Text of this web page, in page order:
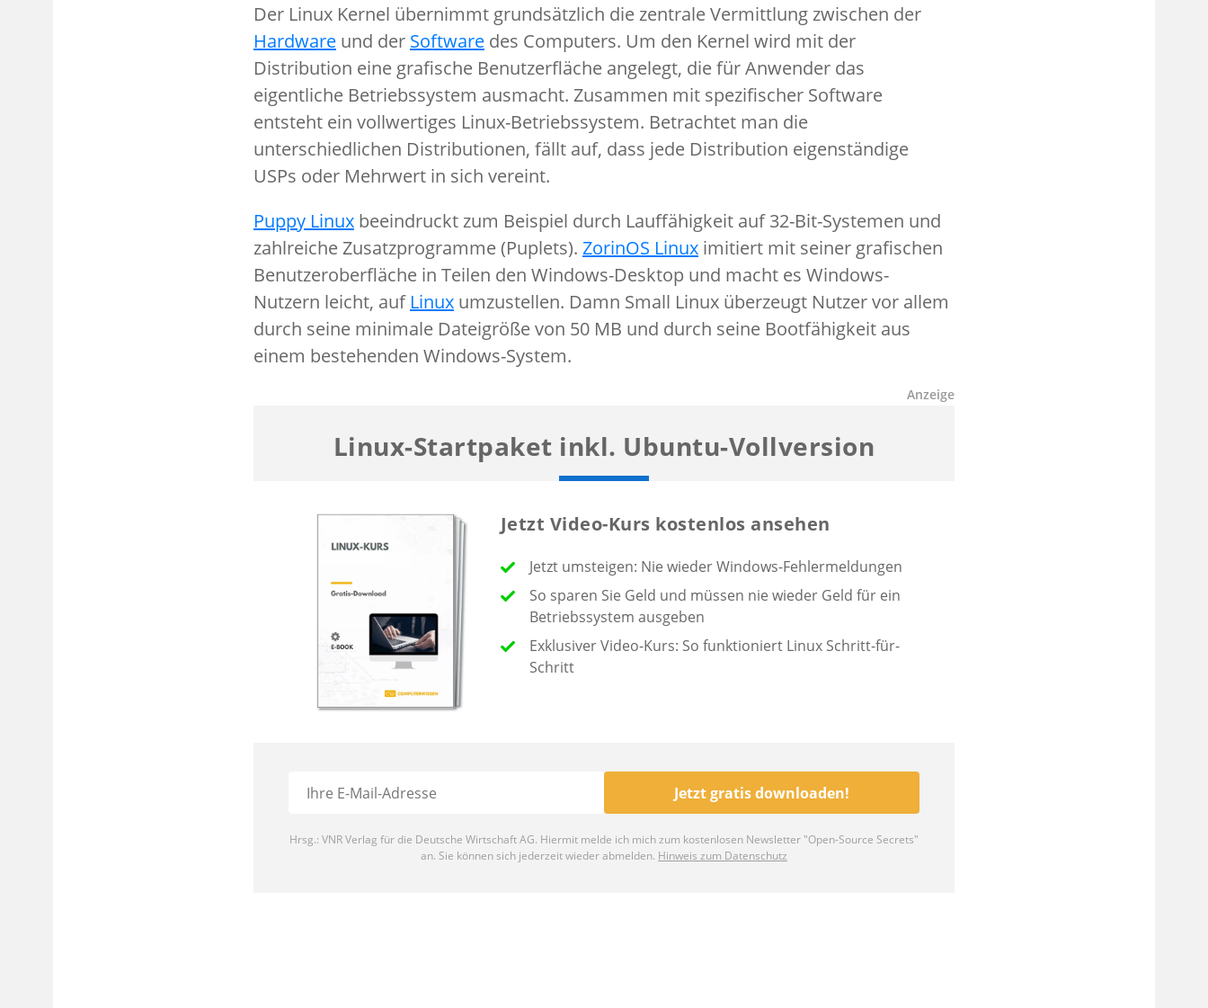
Der Linux Kernel übernimmt grundsätzlich die zentrale Vermittlung zwischen der
Hardware und der Software des Computers. Um den Kernel wird mit der
Distribution eine grafische Benutzerfläche angelegt, die für Anwender das
eigentliche Betriebssystem ausmacht. Zusammen mit spezifischer Software
entsteht ein vollwertiges Linux-Betriebssystem. Betrachtet man die
unterschiedlichen Distributionen, fällt auf, dass jede Distribution eigenständige
USPs oder Mehrwert in sich vereint.
Puppy Linux beeindruckt zum Beispiel durch Lauffähigkeit auf 32-Bit-Systemen und
zahlreiche Zusatzprogramme (Puplets). ZorinOS Linux imitiert mit seiner grafischen
Benutzeroberfläche in Teilen den Windows-Desktop und macht es Windows-
Nutzern leicht, auf Linux umzustellen. Damn Small Linux überzeugt Nutzer vor allem
durch seine minimale Dateigröße von 50 MB und durch seine Bootfähigkeit aus
einem bestehenden Windows-System.